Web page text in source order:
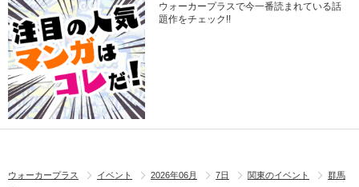
ウォーカープラスで今一番読まれている話
題作をチェック!!
ウォーカープラス イベント 2026年06月 7日 関東のイベント
群馬